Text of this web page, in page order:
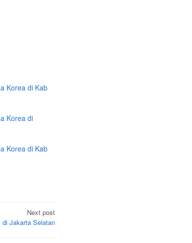
Korea di Kab
Korea di
Korea di Kab
Next post
Jakarta Selatan